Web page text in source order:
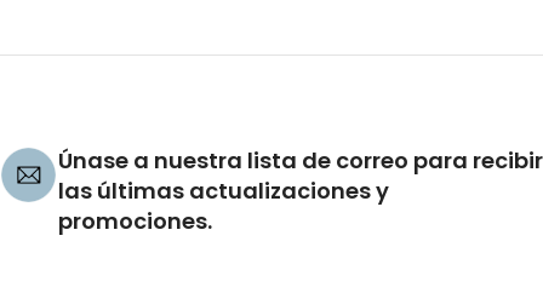
Únase a nuestra lista de correo para recibir
las últimas actualizaciones y
promociones.